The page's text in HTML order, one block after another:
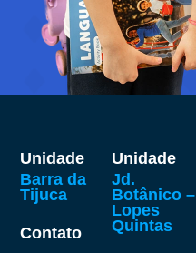
Unidade
Barra da
Tijuca
Contato
Unidade
Jd.
Botânico –
Lopes
Quintas